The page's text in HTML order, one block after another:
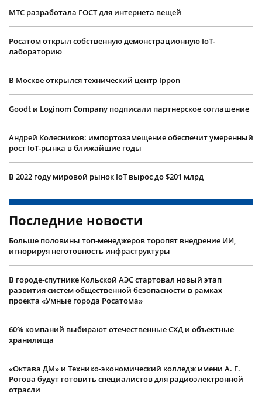
МТС разработала ГОСТ для интернета вещей
Росатом открыл собственную демонстрационную IoT-
лабораторию
В Москве открылся технический центр Ippon
Goodt и Loginom Company подписали партнерское соглашение
Андрей Колесников: импортозамещение обеспечит умеренный
рост IoT-рынка в ближайшие годы
В 2022 году мировой рынок IoT вырос до $201 млрд
Последние новости
Больше половины топ-менеджеров торопят внедрение ИИ,
игнорируя неготовность инфраструктуры
В городе-спутнике Кольской АЭС стартовал новый этап
развития систем общественной безопасности в рамках
проекта «Умные города Росатома»
60% компаний выбирают отечественные СХД и объектные
хранилища
«Октава ДМ» и Технико-экономический колледж имени А. Г.
Рогова будут готовить специалистов для радиоэлектронной
отрасли